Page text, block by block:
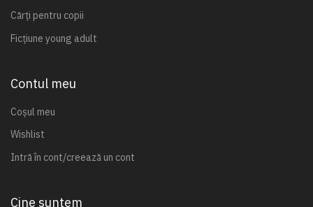
Cărți pentru copii
Ficțiune young adult
Contul meu
Coșul meu
Wishlist
Intră în cont/creează un cont
Cine suntem